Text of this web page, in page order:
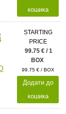
кошика
STARTING
PRICE
99.75 € / 1
BOX
99.75 € / BOX
Додати до
кошика